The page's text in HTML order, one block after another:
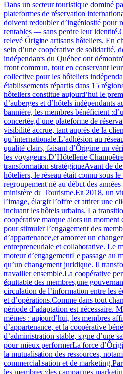
Dans un secteur touristique dominé
plateformes de réservation
doivent redoubler d’ingéniosité pour
rentables — sans perdre leur
relevé Ôrigine artisans hôteliers. En
sein d’une coopérative de solidarité,
indépendants du Québec ont
front commun, tout en conservant
collective pour les hôteliers
établissements répartis dans 15
hôteliers constitue aujourd’hui le
d’auberges et d’hôtels indépendants
bannière, les membres bénéficient
concertée,d’une plateforme de
visibilité accrue, tant auprès de la
qu’internationale.L’adhésion au
qualité clairs, faisant d’Ôrigine un
les voyageurs.D’Hôtellerie
transformation stratégiqueAvant de
hôteliers, le réseau était connu sous
regroupement né au début des
ministère du Tourisme.En 2018, un
l’image, élargir l’offre et attirer une
incluant les hôtels urbains. La
coopérative marque alors un moment
pour stimuler l’engagement des
d’appartenance,et amorcer un
entrepreneuriale et collaborative. Le
moteur d’engagementLe passage au
qu’un changement juridique. Il
travailler ensemble.La coopérative
équitable des membres,une
circulation de l’information entre les
et d’opérations.Comme dans tout
période d’adaptation est nécessaire.
mêmes : aujourd’hui, les membres
d’appartenance, et la coopérative
d’administration stable, signe d’une
pour mieux performerLa force
la mutualisation des ressources,
commercialisation et de
les membres :des campagnes